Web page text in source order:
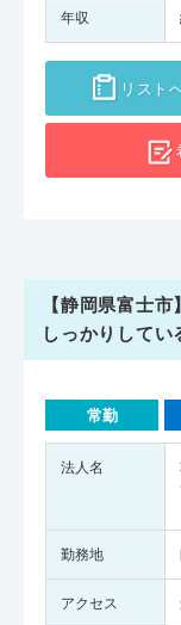
年収
リスト
【静岡県富士
しっかりして
常勤
法人名
勤務地
アクセス